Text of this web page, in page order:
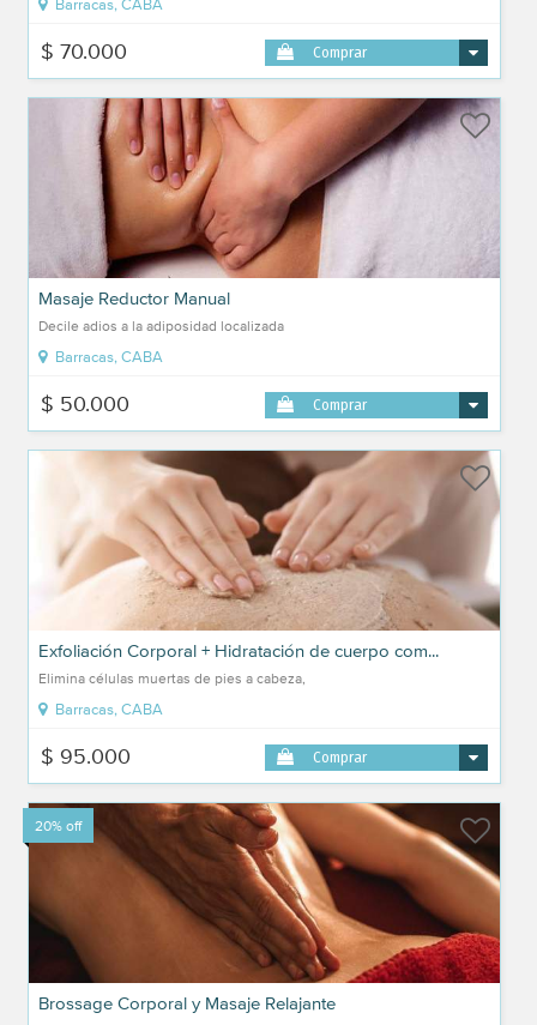
$ 70.000 Comprar
Masaje Reductor Manual
Decile adios a la adiposidad localizada
Barracas, CABA
$ 50.000 Comprar
Exfoliación Corporal + Hidratación de cuerpo com...
Elimina células muertas de pies a cabeza,
Barracas, CABA
$ 95.000 Comprar
20% off
Brossage Corporal y Masaje Relajante